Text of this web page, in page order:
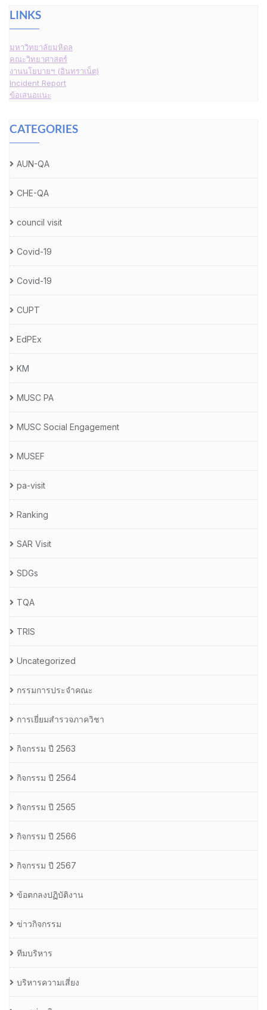
LINKS
มหาวิทยาลัยมหิดล
คณะวิทยาศาสตร์
งานนโยบายฯ (อินทราเน็ต)
Incident Report
ข้อเสนอแนะ
CATEGORIES
AUN-QA
CHE-QA
council visit
Covid-19
Covid-19
CUPT
EdPEx
KM
MUSC PA
MUSC Social Engagement
MUSEF
pa-visit
Ranking
SAR Visit
SDGs
TQA
TRIS
Uncategorized
กรรมการประจำคณะ
การเยี่ยมสำรวจภาควิชา
กิจกรรม ปี 2563
กิจกรรม ปี 2564
กิจกรรม ปี 2565
กิจกรรม ปี 2566
กิจกรรม ปี 2567
ข้อตกลงปฏิบัติงาน
ข่าวกิจกรรม
ทีมบริหาร
บริหารความเสี่ยง